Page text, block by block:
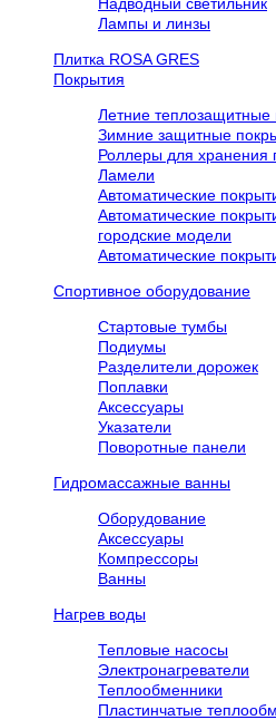
Лампы и линзы
Плитка ROSA GRES
Покрытия
Летние теплозащитные
Зимние защитные
Роллеры для хранения
Ламели
Автоматические
Автоматические
городские модели
Автоматические
Спортивное оборудование
Стартовые тумбы
Подиумы
Разделители дорожек
Поплавки
Аксессуары
Указатели
Поворотные панели
Гидромассажные ванны
Оборудование
Аксессуары
Компрессоры
Ванны
Нагрев воды
Тепловые насосы
Электронагреватели
Теплообменники
Пластинчатые